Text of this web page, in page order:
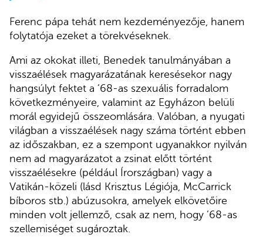
Ferenc pápa tehát nem kezdeményezője, hanem
folytatója ezeket a törekvéseknek.
Ami az okokat illeti, Benedek tanulmányában a
visszaélések magyarázatának keresésekor nagy
hangsúlyt fektet a ’68-as szexuális forradalom
következményeire, valamint az Egyházon belüli
morál egyidejű összeomlására. Valóban, a nyugati
világban a visszaélések nagy száma történt ebben
az időszakban, ez a szempont ugyanakkor nyilván
nem ad magyarázatot a zsinat előtt történt
visszaélésekre (például Írországban) vagy a
Vatikán-közeli (lásd Krisztus Légiója, McCarrick
bíboros stb.) abúzusokra, amelyek elkövetőire
minden volt jellemző, csak az nem, hogy ’68-as
szellemiséget sugároztak.